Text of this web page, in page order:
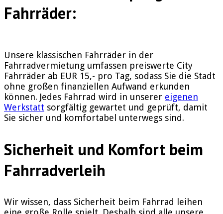
Fahrräder:
Unsere klassischen Fahrräder in der
Fahrradvermietung umfassen preiswerte City
Fahrräder ab EUR 15,- pro Tag, sodass Sie die Stadt
ohne großen finanziellen Aufwand erkunden
können. Jedes Fahrrad wird in unserer eigenen
Werkstatt sorgfältig gewartet und geprüft, damit
Sie sicher und komfortabel unterwegs sind.
Sicherheit und Komfort beim
Fahrradverleih
Wir wissen, dass Sicherheit beim Fahrrad leihen